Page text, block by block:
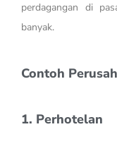
perdagangan di
banyak.
Contoh
1. Perhotelan